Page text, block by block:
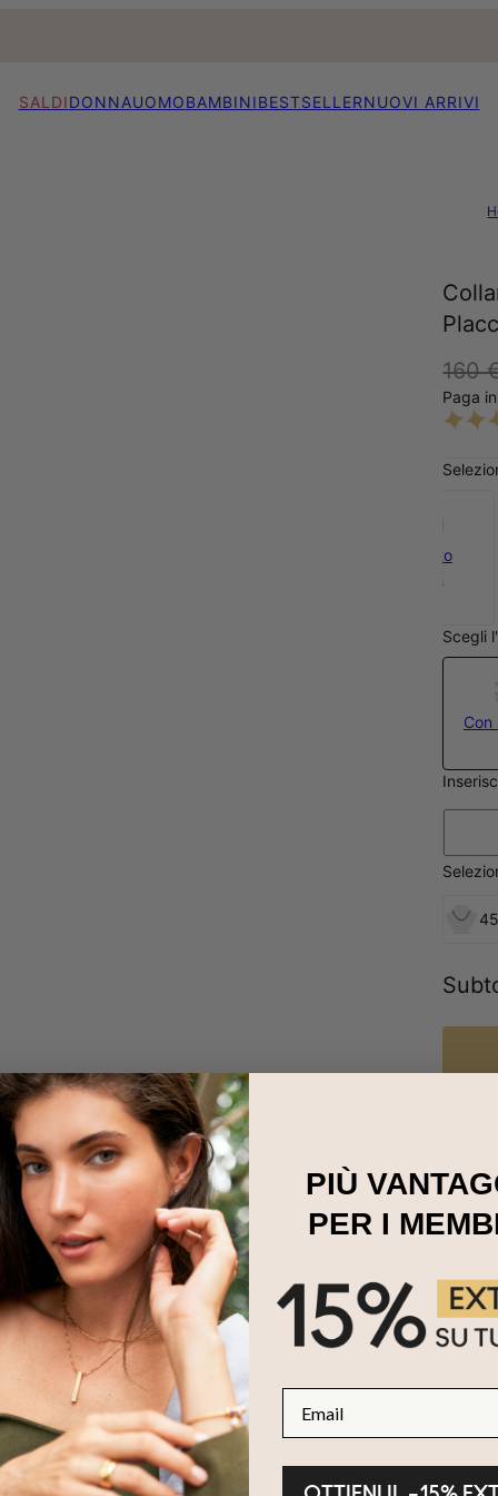
SALDIDONNAUOMOBAMBINIBESTSELLERNUOVI ARRIVI
160
Paga
Argento
Scegli
Con
in Corsivo con Diamante in Argento Placcato Oro Rosa 18k
splendido gioiello mostra il nome o la parola di tua scelta in un
e fissato su una catena abbinata. Questa collana è
parola
moderno
di ogni carnagione e il suo bellissimo splendore è sempre
PIÙ
PER I